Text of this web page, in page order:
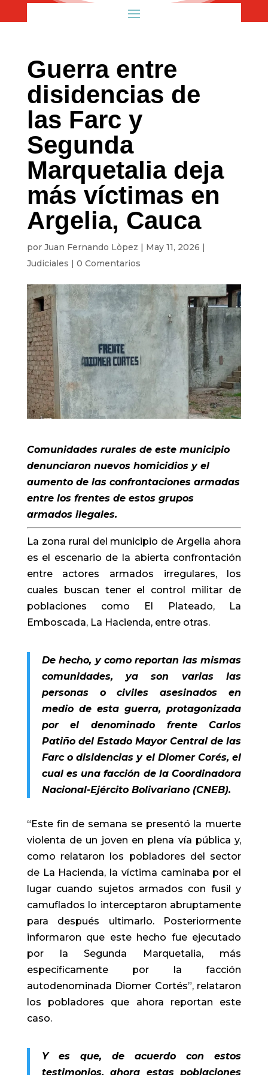
Guerra entre
disidencias de
las Farc y
Segunda
Marquetalia deja
más víctimas en
Argelia, Cauca
por Juan Fernando Lòpez | May 11, 2026 |
Judiciales | 0 Comentarios
Comunidades rurales de este municipio
denunciaron nuevos homicidios y el
aumento de las confrontaciones armadas
entre los frentes de estos grupos
armados ilegales.
La zona rural del municipio deArgelia ahora
es el escenario de la abierta confrontación
entre actores armados irregulares, los
cuales buscan tener el control militar de
poblaciones como El Plateado, La
Emboscada, La Hacienda, entre otras.
De hecho, y como reportan las mismas
comunidades, ya son varias las
personas o civiles asesinados en
medio de esta guerra, protagonizada
por el denominado frente Carlos
Patiño del Estado Mayor Central de las
Farc o disidencias y el Diomer Corés, el
cual es una facción de la Coordinadora
Nacional-Ejército Bolivariano (CNEB).
“Este fin de semana se presentó la muerte
violenta de un joven en plena vía pública y,
como relataron los pobladores del sector
de La Hacienda, la víctima caminaba por el
lugar cuando sujetos armados con fusil y
camuflados lo interceptaron abruptamente
para después ultimarlo. Posteriormente
informaron que este hecho fue ejecutado
por la Segunda Marquetalia, más
específicamente por la facción
autodenominada Diomer Cortés”, relataron
los pobladores que ahora reportan este
caso.
Y es que, de acuerdo con estos
testimonios, ahora estas poblaciones